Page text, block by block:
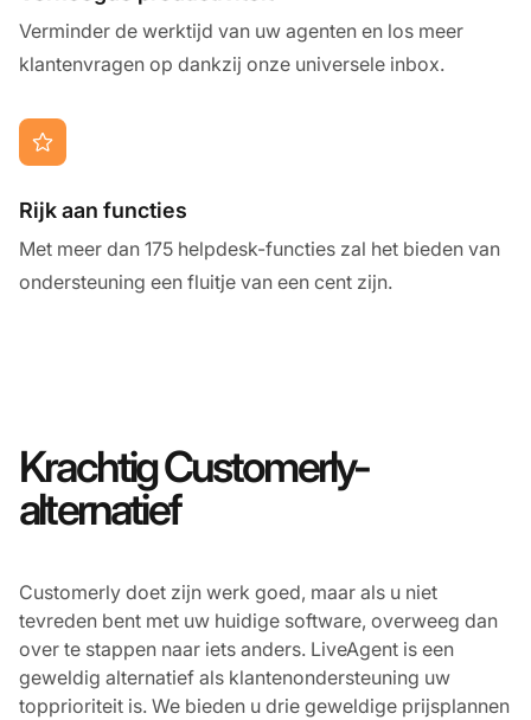
Verminder de werktijd van uw agenten en los meer
klantenvragen op dankzij onze universele inbox.
Rijk aan functies
Met meer dan 175 helpdesk-functies zal het bieden van
ondersteuning een fluitje van een cent zijn.
Krachtig Customerly-
alternatief
Customerly doet zijn werk goed, maar als u niet
tevreden bent met uw huidige software, overweeg dan
over te stappen naar iets anders. LiveAgent is een
geweldig alternatief als klantenondersteuning uw
topprioriteit is. We bieden u drie geweldige prijsplannen